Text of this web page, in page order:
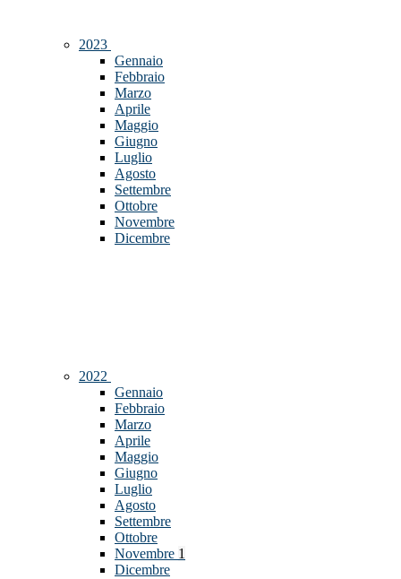
2023
Gennaio
Febbraio
Marzo
Aprile
Maggio
Giugno
Luglio
Agosto
Settembre
Ottobre
Novembre
Dicembre
2022
Gennaio
Febbraio
Marzo
Aprile
Maggio
Giugno
Luglio
Agosto
Settembre
Ottobre
Novembre 1
Dicembre